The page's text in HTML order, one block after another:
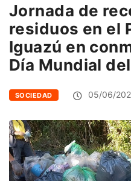
Jornada de
residuos en el
Iguazú en
Día Mundial
SOCIEDAD 05/06/